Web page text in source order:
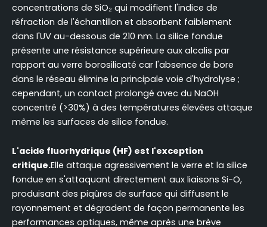
concentrations de SiO₂ qui modifient l'indice de
réfraction de l'échantillon et absorbent faiblement
dans l'UV au-dessous de 210 nm. La silice fondue
présente une résistance supérieure aux alcalis par
rapport au verre borosilicaté car l'absence de bore
dans le réseau élimine la principale voie d'hydrolyse ;
cependant, un contact prolongé avec du NaOH
concentré (>30%) à des températures élevées attaque
même les surfaces de silice fondue.
L'acide fluorhydrique (HF) est l'exception
critique.Elle attaque agressivement le verre et la silice
fondue en s'attaquant directement aux liaisons Si-O,
produisant des piqûres de surface qui diffusent le
rayonnement et dégradent de façon permanente les
performances optiques, même après une brève